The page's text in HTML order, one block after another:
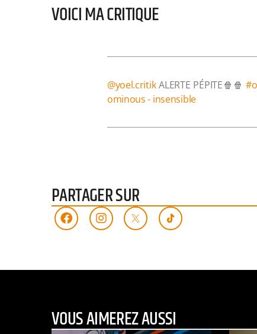
VOICI MA CRITIQUE
@yoel.critikALERTE PÉPITE🍿🍿
ominous - insensible
PARTAGER SUR
VOUS AIMEREZ AUSSI